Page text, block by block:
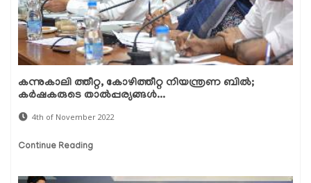
കന്നുകാലി ത്തീറ്റ, കോഴിത്തീറ്റ നിയന്ത്രണ ബില്‍;
കര്‍ഷകരുടെ താല്‍പ്പര്യങ്ങള്‍...
4th of November 2022
Continue Reading